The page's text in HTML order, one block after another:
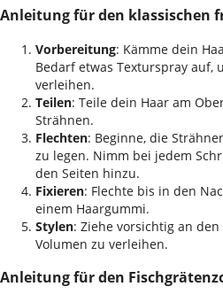
Anleitung für den klassischen
Vorbereitung: Kämme dein
Bedarf etwas Texturspray auf,
verleihen.
Teilen: Teile dein Haar am
Strähnen.
Flechten: Beginne, die
zu legen. Nimm bei jedem
den Seiten hinzu.
Fixieren: Flechte bis in den
einem Haargummi.
Stylen: Ziehe vorsichtig an
Volumen zu verleihen.
Anleitung für den